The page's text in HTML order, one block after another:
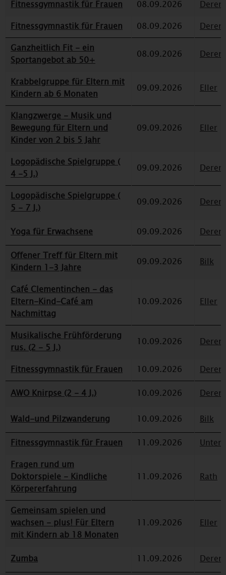
Fitnessgymnastik für Frauen 08.09.2026
Fitnessgymnastik für Frauen
08.09.2026
Ganzheitlich Fit - ein
Sportangebot ab 50+
08.09.2026
Krabbelgruppe für Eltern mit
Kindern ab 6 Monaten
09.09.2026 Eller
Klangzwerge - Musik und
Bewegung für Eltern und
Kinder von 2 bis 5 Jahr
09.09.2026 Eller
Logopädische Spielgruppe (
4 -5 J.)
09.09.2026
Logopädische Spielgruppe (
5 - 7 J.)
09.09.2026
Yoga für Erwachsene 09.09.2026
Offener Treff für Eltern mit
Kindern 1-3 Jahre
09.09.2026 Bilk
Café Clementinchen - das
Eltern-Kind-Café am
Nachmittag
10.09.2026 Eller
Musikalische Frühförderung
rus. (2 - 5 J.)
10.09.2026
Fitnessgymnastik für Frauen 10.09.2026
AWO Knirpse (2 - 4 J.)
10.09.2026
Wald-und Pilzwanderung 10.09.2026
Bilk
Fitnessgymnastik für Frauen
11.09.2026
Fragen rund um
Doktorspiele - Kindliche
Körpererfahrung
11.09.2026 Rath
Gemeinsam spielen und
wachsen - plus! Für Eltern
mit Kindern ab 18 Monaten
11.09.2026 Eller
Zumba 11.09.2026